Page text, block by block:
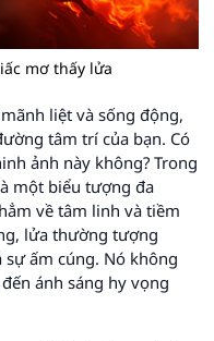
mơ thấy lửa
liệt và sống động,
tâm trí của bạn. Có
ảnh này không? Trong
một biểu tượng đa
về tâm linh và tiềm
lửa thường tượng
ấm cúng. Nó không
ánh sáng hy vọng